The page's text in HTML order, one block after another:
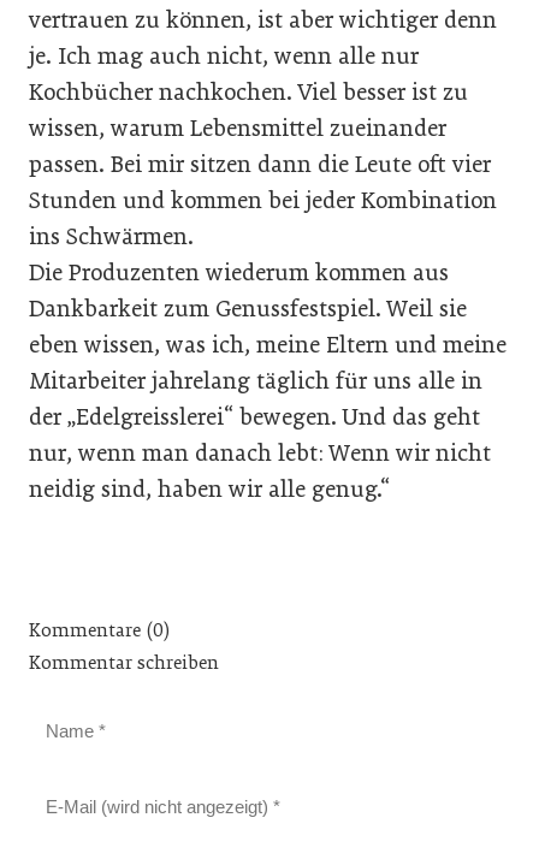
vertrauen zu können, ist aber wichtiger denn
je. Ich mag auch nicht, wenn alle nur
Kochbücher nachkochen. Viel besser ist zu
wissen, warum Lebensmittel zueinander
passen. Bei mir sitzen dann die Leute oft vier
Stunden und kommen bei jeder Kombination
ins Schwärmen.
Die Produzenten wiederum kommen aus
Dankbarkeit zum Genussfestspiel. Weil sie
eben wissen, was ich, meine Eltern und meine
Mitarbeiter jahrelang täglich für uns alle in
der „Edelgreisslerei“ bewegen. Und das geht
nur, wenn man danach lebt: Wenn wir nicht
neidig sind, haben wir alle genug.“
Kommentare (0)
Kommentar schreiben